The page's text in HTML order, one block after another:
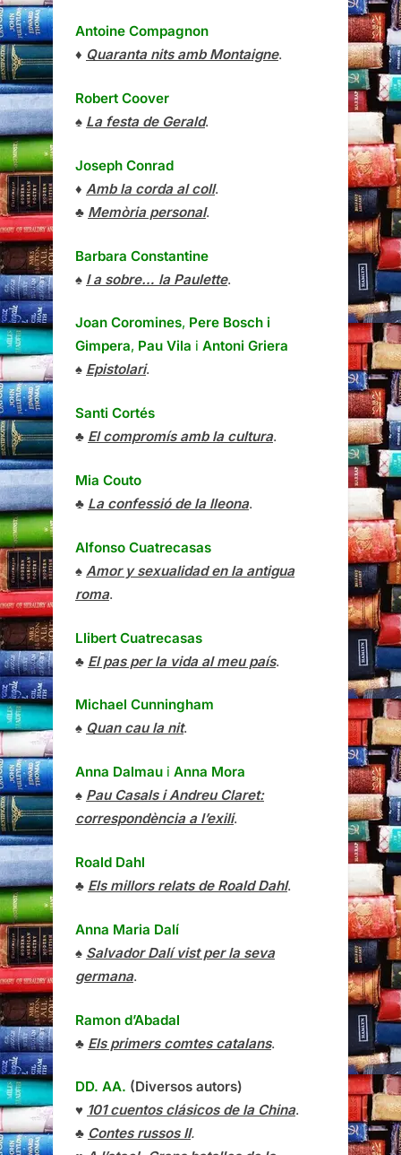
Antoine Compagnon
♦ Quaranta nits amb Montaigne.
Robert Coover
♠ La festa de Gerald.
Joseph Conrad
♦ Amb la corda al coll.
♣ Memòria personal.
Barbara Constantine
♠ I a sobre… la Paulette.
Joan Coromines, Pere Bosch i
Gimpera, Pau Vila i Antoni Griera
♠ Epistolari.
Santi Cortés
♣ El compromís amb la cultura.
Mia Couto
♣ La confessió de la lleona.
Alfonso Cuatrecasas
♠ Amor y sexualidad en la antigua
roma.
Llibert Cuatrecasas
♣ El pas per la vida al meu país.
Michael Cunningham
♠ Quan cau la nit.
Anna Dalmau i Anna Mora
♠ Pau Casals i Andreu Claret:
correspondència a l’exili.
Roald Dahl
♣ Els millors relats de Roald Dahl.
Anna Maria Dalí
♠ Salvador Dalí vist per la seva
germana.
Ramon d’Abadal
♣ Els primers comtes catalans.
DD. AA. (Diversos autors)
♥ 101 cuentos clásicos de la China.
♣ Contes russos II.